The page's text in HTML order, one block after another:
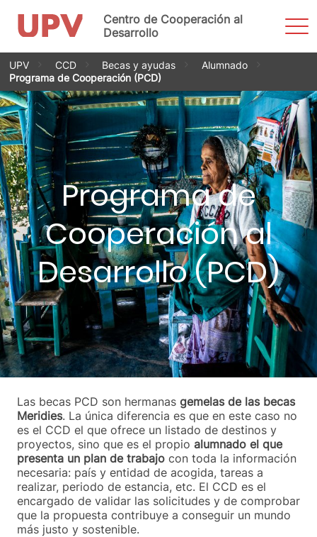
Saltar
contenido
Centro de Cooperación al
Desarrollo
UPV CCD Becas y ayudas
Alumnado
Programa de Cooperación (PCD)
Programa de
Cooperación al
Desarrollo (PCD)
Las becas PCD son hermanas gemelas de las becas
Meridies. La única diferencia es que en este caso no
es el CCD el que ofrece un listado de destinos y
proyectos, sino que es el propio alumnado el que
presenta un plan de trabajo con toda la información
necesaria: país y entidad de acogida, tareas a
realizar, periodo de estancia, etc. El CCD es el
encargado de validar las solicitudes y de comprobar
que la propuesta contribuye a conseguir un mundo
más justo y sostenible.